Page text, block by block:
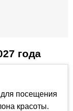
года
для посещения
красоты.